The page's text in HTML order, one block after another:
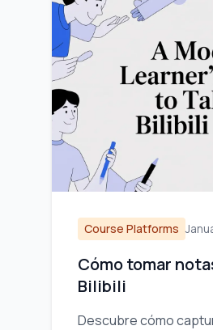
Course Platforms
Cómo tomar
Bilibili
Descubre cómo